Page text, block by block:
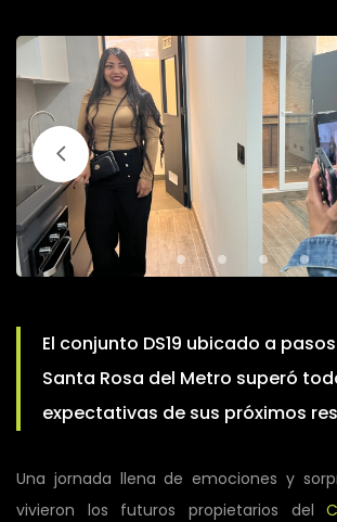
El conjunto DS19 ubicado a
Santa Rosa del Metro superó
expectativas de sus próximos
Una jornada llena de emociones y
vivieron los futuros propietarios del